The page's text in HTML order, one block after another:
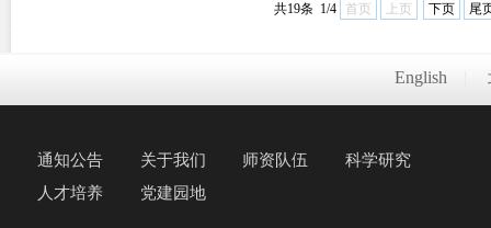
共19条 1/4 首页 上页 下页 尾
English
通知公告 关于我们 师资队伍
科学研究
人才培养
党建园地